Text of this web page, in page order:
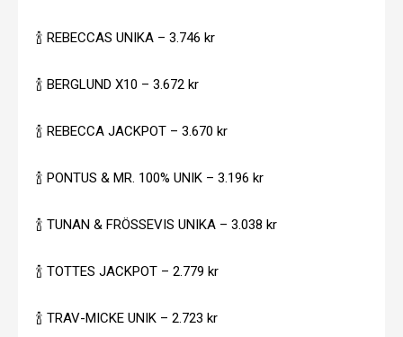
🍾 REBECCAS UNIKA – 3.746 kr
🍾 BERGLUND X10 – 3.672 kr
🍾 REBECCA JACKPOT – 3.670 kr
🍾 PONTUS & MR. 100% UNIK – 3.196 kr
🍾 TUNAN & FRÖSSEVIS UNIKA – 3.038 kr
🍾 TOTTES JACKPOT – 2.779 kr
🍾 TRAV-MICKE UNIK – 2.723 kr